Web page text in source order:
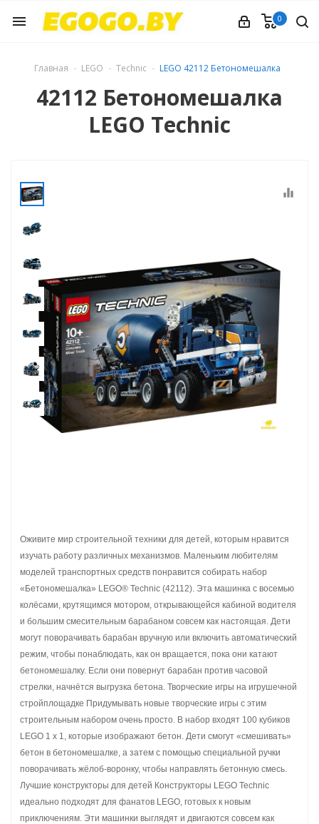
menu 0
Главная LEGO Technic LEGO 42112 Бетономешалка
42112 Бетономешалка
LEGO Technic
equalizer
Оживите мир строительной техники для детей, которым нравится
изучать работу различных механизмов. Маленьким любителям
моделей транспортных средств понравится собирать набор
«Бетономешалка» LEGO® Technic (42112). Эта машинка с восемью
колёсами, крутящимся мотором, открывающейся кабиной водителя
и большим смесительным барабаном совсем как настоящая. Дети
могут поворачивать барабан вручную или включить автоматический
режим, чтобы понаблюдать, как он вращается, пока они катают
бетономешалку. Если они повернут барабан против часовой
стрелки, начнётся выгрузка бетона. Творческие игры на игрушечной
стройплощадке Придумывать новые творческие игры с этим
строительным набором очень просто. В набор входят 100 кубиков
LEGO 1 x 1, которые изображают бетон. Дети смогут «смешивать»
бетон в бетономешалке, а затем с помощью специальной ручки
поворачивать жёлоб-воронку, чтобы направлять бетонную смесь.
Лучшие конструкторы для детей Конструкторы LEGO Technic
идеально подходят для фанатов LEGO, готовых к новым
приключениям. Эти машинки выглядят и двигаются совсем как